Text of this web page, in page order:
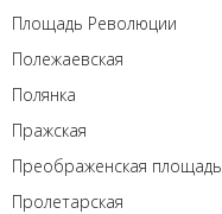
Площадь Революции
Полежаевская
Полянка
Пражская
Преображенская площадь
Пролетарская